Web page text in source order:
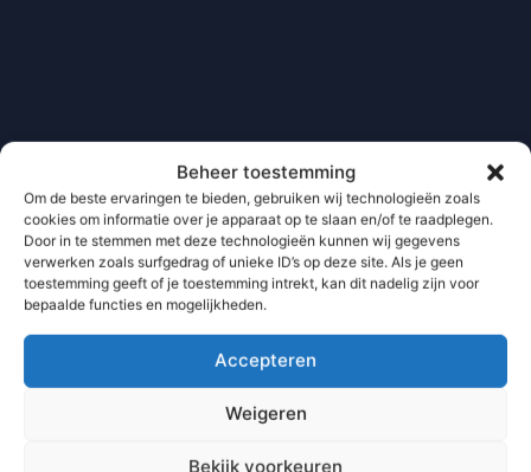
Beheer toestemming
Om de beste ervaringen te bieden, gebruiken wij technologieën zoals
cookies om informatie over je apparaat op te slaan en/of te raadplegen.
Door in te stemmen met deze technologieën kunnen wij gegevens
verwerken zoals surfgedrag of unieke ID’s op deze site. Als je geen
toestemming geeft of je toestemming intrekt, kan dit nadelig zijn voor
bepaalde functies en mogelijkheden.
Accepteren
Weigeren
Bekijk voorkeuren